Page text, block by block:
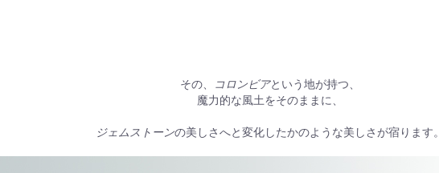
その、 コロンビアという地が持つ、
魔力的な風土をそのままに、
ジェムストーンの美しさへと変化したかのような美しさが宿ります。